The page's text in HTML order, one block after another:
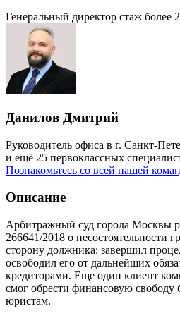
Генеральный директор стаж более
Данилов Дмитрий
Руководитель офиса в г. Санкт-
и ещё 25 первоклассных
Познакомьтесь со всей нашей
Описание
Арбитражный суд города Москвы
266641/2018 о несостоятельности
сторону должника: завершил
освободил его от дальнейших
кредиторами. Еще один клиент
смог обрести финансовую свободу
юристам.